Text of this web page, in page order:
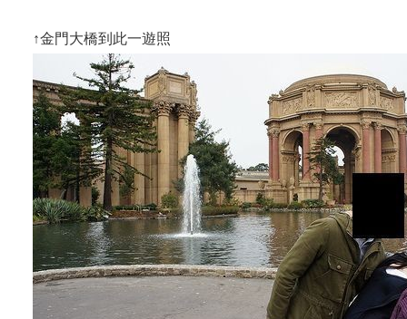
↑金門大橋到此一遊照